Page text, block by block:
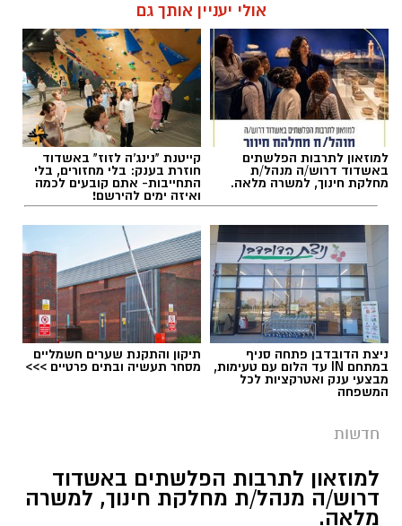
אולי יעניין אותך גם
למוזאון לתרבות הפלשתים
באשדוד דרוש/ה מנהל/ת
מחלקת חינוך, למשרה מלאה.
קייטנת "נינג'ה לזוז" באשדוד
חוזרת בענק: בלי מחזורים, בלי
התחייבות- אתם קובעים לכמה
ואיזה ימים להירשם!
ניצת הדובדבן פתחה סניף
במתחם IN עד הלום עם טעימות,
מבצעי ענק ואטרקציות לכל
המשפחה
תיקון והתקנת שערים חשמליים
מסחר תעשיה ובתים פרטיים >>>
חדשות
למוזאון לתרבות הפלשתים באשדוד
דרוש/ה מנהל/ת מחלקת חינוך, למשרה
מלאה.